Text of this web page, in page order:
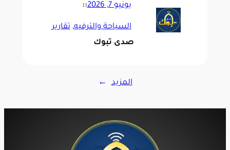
يونيو 7, 2026 ::
السياحة والترفيه, تقارير
صدى تبوك
المزيد →